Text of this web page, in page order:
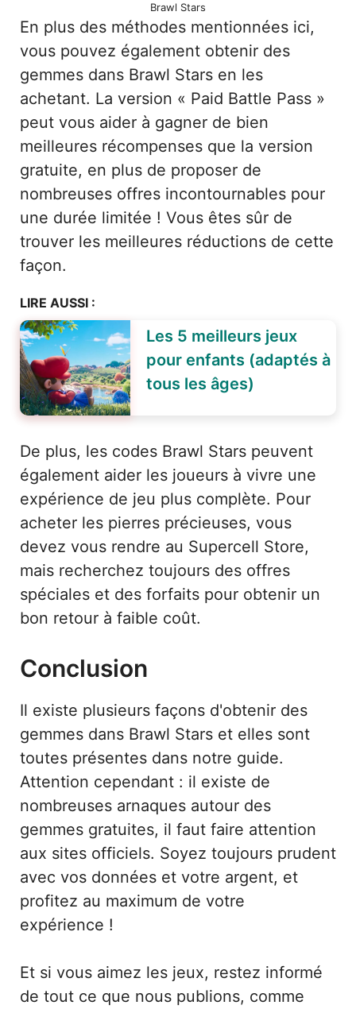
Brawl Stars
En plus des méthodes mentionnées ici,
vous pouvez également obtenir des
gemmes dans Brawl Stars en les
achetant. La version « Paid Battle Pass »
peut vous aider à gagner de bien
meilleures récompenses que la version
gratuite, en plus de proposer de
nombreuses offres incontournables pour
une durée limitée ! Vous êtes sûr de
trouver les meilleures réductions de cette
façon.
LIRE AUSSI :
Les 5 meilleurs jeux
pour enfants (adaptés à
tous les âges)
De plus, les codes Brawl Stars peuvent
également aider les joueurs à vivre une
expérience de jeu plus complète. Pour
acheter les pierres précieuses, vous
devez vous rendre au Supercell Store,
mais recherchez toujours des offres
spéciales et des forfaits pour obtenir un
bon retour à faible coût.
Conclusion
Il existe plusieurs façons d'obtenir des
gemmes dans Brawl Stars et elles sont
toutes présentes dans notre guide.
Attention cependant : il existe de
nombreuses arnaques autour des
gemmes gratuites, il faut faire attention
aux sites officiels. Soyez toujours prudent
avec vos données et votre argent, et
profitez au maximum de votre
expérience !
Et si vous aimez les jeux, restez informé
de tout ce que nous publions, comme